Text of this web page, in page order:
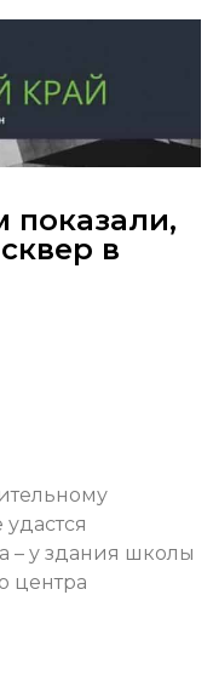
показали,
в
– у здания школы
центра